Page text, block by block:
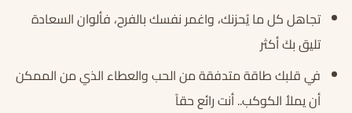
تجاهل كل ما يُحزنك، واغمر نفسك بالفرح، فألوان السعادة
تليق بكَ أكثر
في قلبك طاقة متدفقة من الحب والعطاء الذي من الممكن
أن يملأ الكوكب.. أنت رائع حقاً